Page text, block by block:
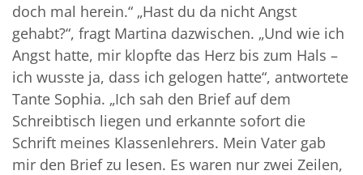
doch mal herein.“ „Hast du da nicht Angst
gehabt?“, fragt Martina dazwischen. „Und wie ich
Angst hatte, mir klopfte das Herz bis zum Hals –
ich wusste ja, dass ich gelogen hatte“, antwortete
Tante Sophia. „Ich sah den Brief auf dem
Schreibtisch liegen und erkannte sofort die
Schrift meines Klassenlehrers. Mein Vater gab
mir den Brief zu lesen. Es waren nur zwei Zeilen,